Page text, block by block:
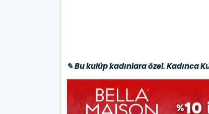
✎ Bu kulüp kadınlara özel. Kadınca